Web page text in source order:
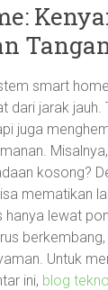
smart
dari jarak jauh.
juga
kosong?
mematikan
lewat
Untuk
ini, blog